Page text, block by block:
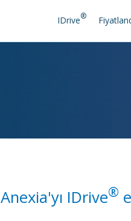
IDrive®
Anexia'yı IDrive®